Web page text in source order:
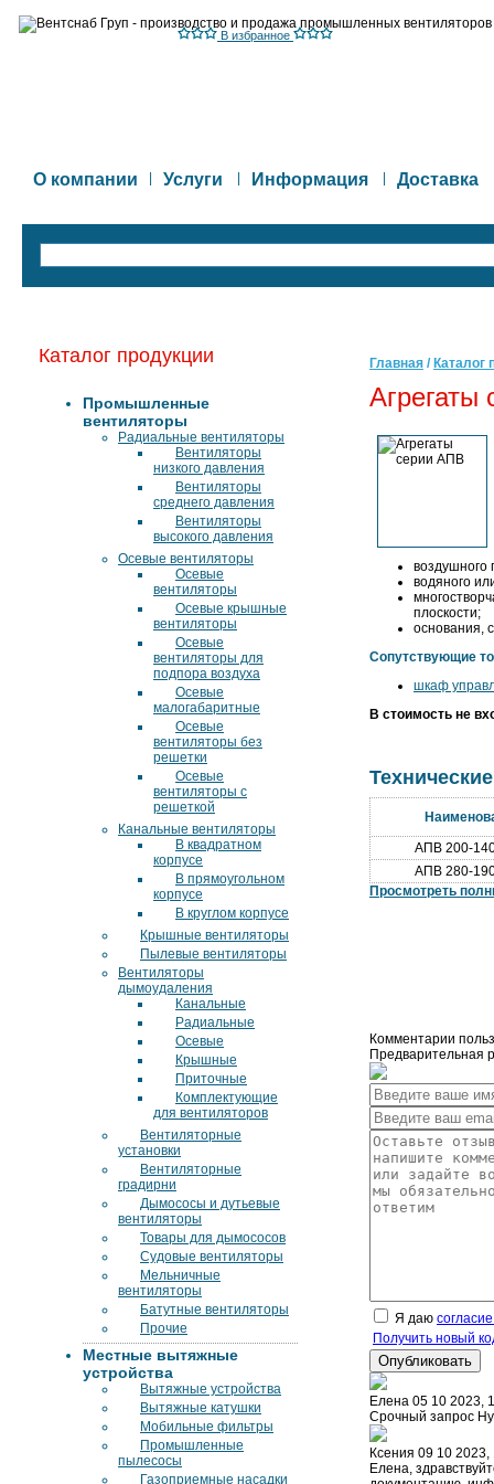
В избранное
О компании Услуги Информация Доставка
Каталог продукции
Промышленные
вентиляторы
Радиальные вентиляторы
Вентиляторы
низкого давления
Вентиляторы
среднего давления
Вентиляторы
высокого давления
Осевые вентиляторы
Осевые
вентиляторы
Осевые крышные
вентиляторы
Осевые
вентиляторы для
подпора воздуха
Осевые
малогабаритные
Осевые
вентиляторы без
решетки
Осевые
вентиляторы с
решеткой
Канальные вентиляторы
В квадратном
корпусе
В прямоугольном
корпусе
В круглом корпусе
Крышные вентиляторы
Пылевые вентиляторы
Вентиляторы
дымоудаления
Канальные
Радиальные
Осевые
Крышные
Приточные
Комплектующие
для вентиляторов
Вентиляторные
установки
Вентиляторные
градирни
Дымососы и дутьевые
вентиляторы
Товары для дымососов
Судовые вентиляторы
Мельничные
вентиляторы
Батутные вентиляторы
Прочие
Местные вытяжные
устройства
Вытяжные устройства
Вытяжные катушки
Мобильные фильтры
Промышленные
пылесосы
Газоприемные насадки
Главная /Каталог
воздушного
водяного
плоскости;
основания,
Сопутствующие
шкаф
В стоимость не
АПВ 200-
АПВ 280-
Просмотреть
Комментарии
Предварительная
Я даю
Получить новый
Елена 05 10 2023,
Срочный запрос
Ксения 09 10 2023,
Елена,